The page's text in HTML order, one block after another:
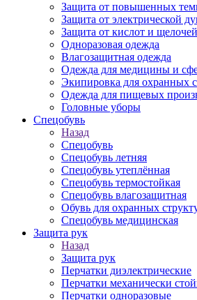
Защита от повышенных
Защита от электрической
Защита от кислот и щелочей
Одноразовая одежда
Влагозащитная одежда
Одежда для медицины и
Экипировка для охранных
Одежда для пищевых
Головные уборы
Спецобувь
Назад
Спецобувь
Спецобувь летняя
Спецобувь утеплённая
Спецобувь термостойкая
Спецобувь влагозащитная
Обувь для охранных
Спецобувь медицинская
Защита рук
Назад
Защита рук
Перчатки диэлектрические
Перчатки механически
Перчатки одноразовые